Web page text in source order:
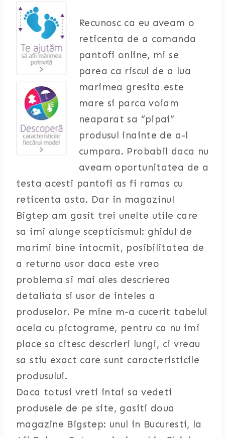
Recunosc ca eu aveam o
reticenta de a comanda
pantofi online, mi se
parea ca riscul de a lua
marimea gresita este
mare si parca voiam
neaparat sa “pipai”
produsul inainte de a-l
cumpara. Probabil daca nu
aveam oportunitatea de a
testa acesti pantofi as fi ramas cu
reticenta asta. Dar in magazinul
Bigtep am gasit trei unelte utile care
sa imi alunge scepticismul: ghidul de
marimi bine intocmit, posibilitatea de
a returna usor daca este vreo
problema si mai ales descrierea
detaliata si usor de inteles a
produselor. Pe mine m-a cucerit tabelul
acela cu pictograme, pentru ca nu imi
place sa citesc descrieri lungi, ci vreau
sa stiu exact care sunt caracteristicile
produsului.
Daca totusi vreti intai sa vedeti
produsele de pe site, gasiti doua
magazine Bigstep: unul in Bucuresti, la